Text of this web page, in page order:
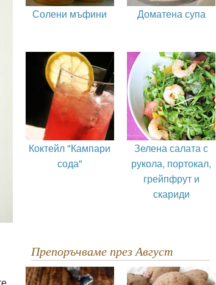
Солени мъфини Доматена супа
Коктейл "Кампари
сода"
Зелена салата с
рукола, портокал,
грейпфрут и
скариди
Препоръчваме през Август